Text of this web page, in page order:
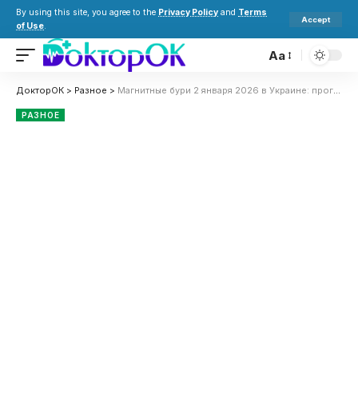
By using this site, you agree to the Privacy Policy and Terms
of Use.
Accept
Aa
ДокторОК > Разное > Магнитные бури 2 января 2026 в Украине: прогноз солнечной активности на сегодня
РАЗНОЕ